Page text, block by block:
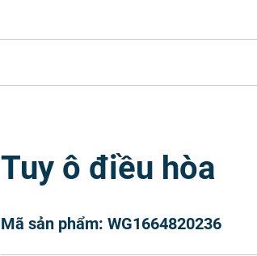
Tuy ô điều hòa
Mã sản phẩm: WG1664820236